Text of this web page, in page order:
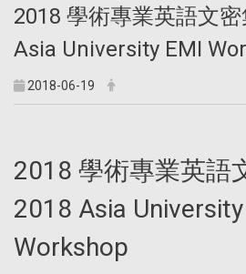
2018 學術專業英語文
Asia University EMI
2018-06-19
2018 學術專業英語
2018 Asia University
Workshop